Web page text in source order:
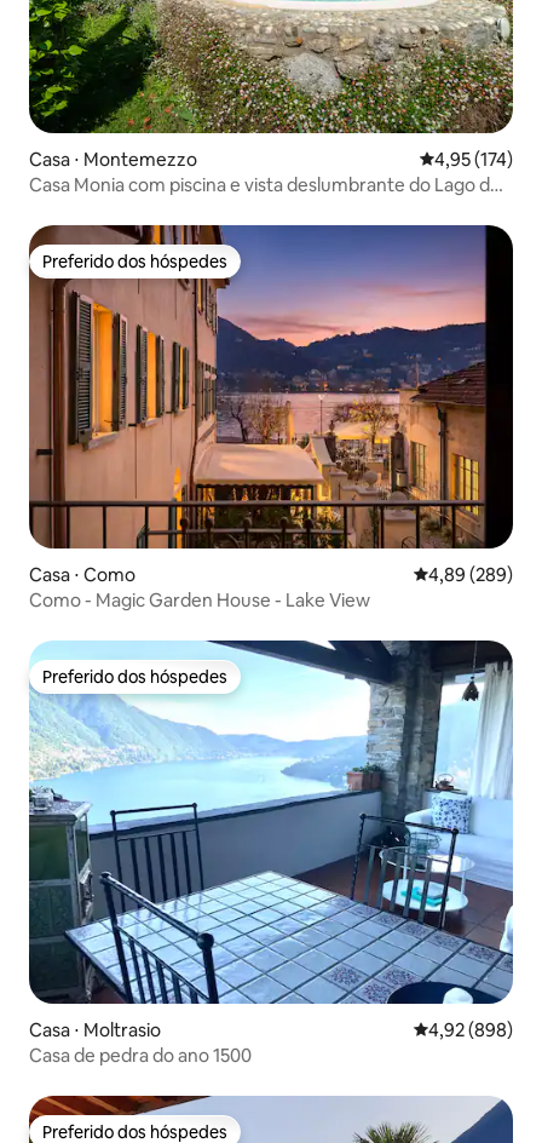
Casa ⋅ Montemezzo 4,95 de uma
4,95 (174)
Casa Monia com piscina e vista deslumbrante do Lago de
Preferido dos hóspedes
Preferido dos hóspedes
Casa ⋅ Como 4,89 de uma
4,89 (289)
Como - Magic Garden House - Lake View
Preferido dos hóspedes
Preferido dos hóspedes
Casa ⋅ Moltrasio 4,92 de uma
4,92 (898)
Casa de pedra do ano 1500
Preferido dos hóspedes